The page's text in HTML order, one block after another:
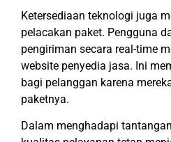
Ketersediaan teknologi juga
pelacakan paket. Pengguna
pengiriman secara real-time
website penyedia jasa. Ini
bagi pelanggan karena
paketnya.
Dalam menghadapi